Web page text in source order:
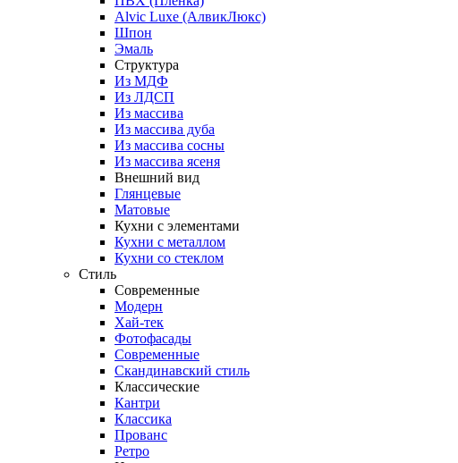
Alvic Luxe (АлвикЛюкс)
Шпон
Эмаль
Структура
Из МДФ
Из ЛДСП
Из массива
Из массива дуба
Из массива сосны
Из массива ясеня
Внешний вид
Глянцевые
Матовые
Кухни с элементами
Кухни с металлом
Кухни со стеклом
Стиль
Современные
Модерн
Хай-тек
Фотофасады
Современные
Скандинавский стиль
Классические
Кантри
Классика
Прованс
Ретро